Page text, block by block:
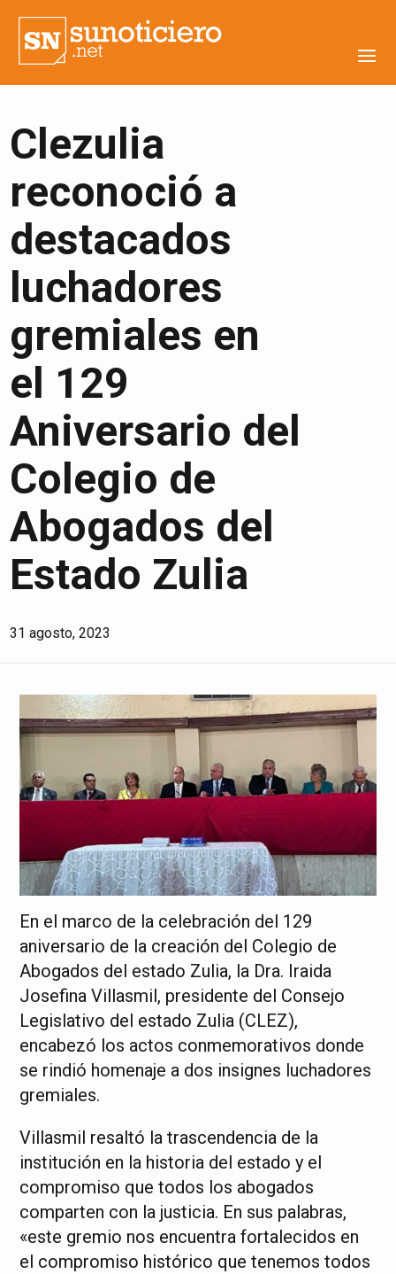
Clezulia
reconoció a
destacados
luchadores
gremiales en
el 129
Aniversario del
Colegio de
Abogados del
Estado Zulia
31 agosto, 2023
En el marco de la celebración del 129
aniversario de la creación del Colegio de
Abogados del estado Zulia, la Dra. Iraida
Josefina Villasmil, presidente del Consejo
Legislativo del estado Zulia (CLEZ),
encabezó los actos conmemorativos donde
se rindió homenaje a dos insignes luchadores
gremiales.
Villasmil resaltó la trascendencia de la
institución en la historia del estado y el
compromiso que todos los abogados
comparten con la justicia. En sus palabras,
«este gremio nos encuentra fortalecidos en
el compromiso histórico que tenemos todos